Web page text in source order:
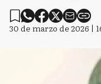
30 de marzo de 2026 |